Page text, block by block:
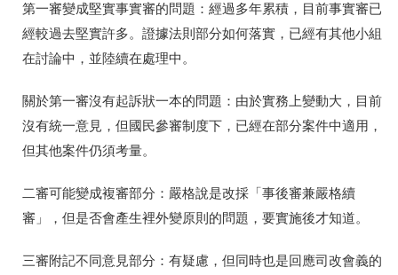
第一審變成堅實事實審的問題：經過多年累積，目前事實審已
經較過去堅實許多。證據法則部分如何落實，已經有其他小組
在討論中，並陸續在處理中。
關於第一審沒有起訴狀一本的問題：由於實務上變動大，目前
沒有統一意見，但國民參審制度下，已經在部分案件中適用，
但其他案件仍須考量。
二審可能變成複審部分：嚴格說是改採「事後審兼嚴格續
審」，但是否會產生裡外變原則的問題，要實施後才知道。
三審附記不同意見部分：有疑慮，但同時也是回應司改會義的